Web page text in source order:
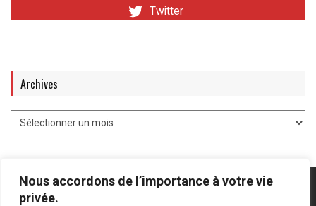
Nous accordons de l’importance à votre vie
privée.
Twitter
Archives